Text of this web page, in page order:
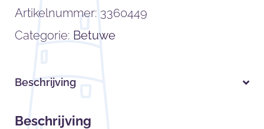
Artikelnummer: 3360449
Categorie: Betuwe
Beschrijving
Beschrijving